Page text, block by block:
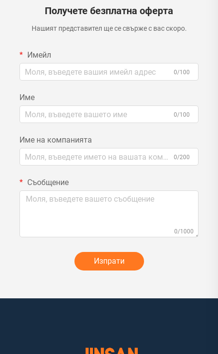
Получете безплатна оферта
Нашият представител ще се свърже с вас скоро.
Имейл
0/100
Име
0/100
Име на компанията
0/200
Съобщение
0/1000
Изпрати